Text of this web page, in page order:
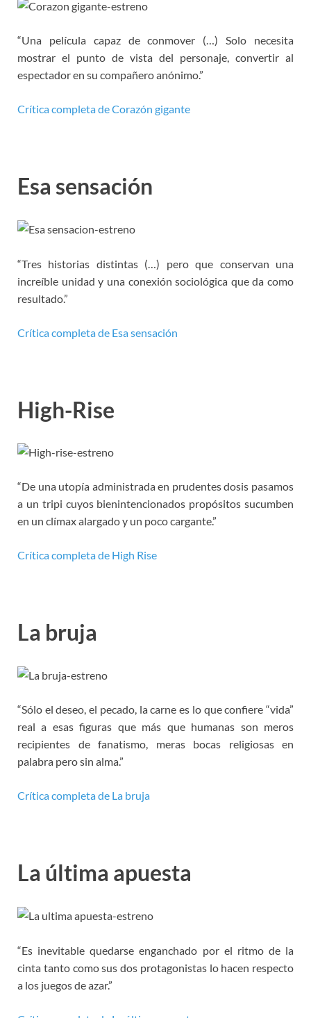
“Una película capaz de conmover (…) Solo necesita
mostrar el punto de vista del personaje, convertir al
espectador en su compañero anónimo.”
Crítica completa de Corazón gigante
Esa sensación
“Tres historias distintas (…) pero que conservan una
increíble unidad y una conexión sociológica que da como
resultado.”
Crítica completa de Esa sensación
High-Rise
“De una utopía administrada en prudentes dosis pasamos
a un tripi cuyos bienintencionados propósitos sucumben
en un clímax alargado y un poco cargante.”
Crítica completa de High Rise
La bruja
“Sólo el deseo, el pecado, la carne es lo que confiere “vida”
real a esas figuras que más que humanas son meros
recipientes de fanatismo, meras bocas religiosas en
palabra pero sin alma.”
Crítica completa de La bruja
La última apuesta
“Es inevitable quedarse enganchado por el ritmo de la
cinta tanto como sus dos protagonistas lo hacen respecto
a los juegos de azar.”